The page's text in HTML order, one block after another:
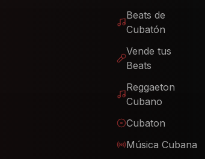
Beats de
Cubatón
Vende tus
Beats
Reggaeton
Cubano
Cubaton
Música Cubana